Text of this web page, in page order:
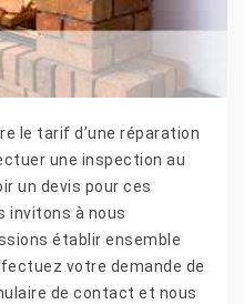
le tarif d’une réparation
une inspection au
un devis pour ces
invitons à nous
établir ensemble
votre demande de
de contact et nous